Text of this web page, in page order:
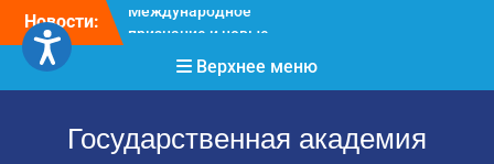
Перейти
содержимому
Новости:
хореографов
Международное научное
пространство!
Международное
хореографов!
Верхнее меню
Государственная академия